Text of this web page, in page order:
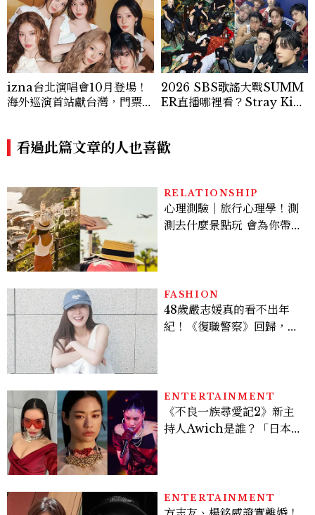
izna台北演唱會10月登場！
海外巡演首站獻台灣，門票8/
2026 SBS歌謠大戰SUMM
ER直播哪裡看？Stray Kid
看過此篇文章的人也喜歡
RELATIONSHIP
心理測驗｜旅行心理學！測
測去什麼景點玩 會為你帶來
FASHION
48歲嚴志媛真的看不出年
紀！《復職警察》回歸，5
ENTERTAINMENT
《不良一族尋愛記2》新主
持人Awich是誰？「日本嘻
ENTERTAINMENT